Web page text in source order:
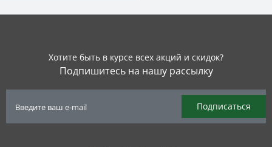
Хотите быть в курсе всех акций и скидок?
Подпишитесь на нашу рассылку
Подписаться